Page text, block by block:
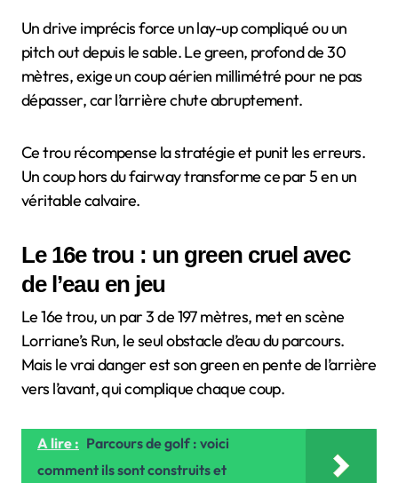
Un drive imprécis force un lay-up compliqué ou un
pitch out depuis le sable. Le green, profond de 30
mètres, exige un coup aérien millimétré pour ne pas
dépasser, car l’arrière chute abruptement.
Ce trou récompense la stratégie et punit les erreurs.
Un coup hors du fairway transforme ce par 5 en un
véritable calvaire.
Le 16e trou : un green cruel avec
de l’eau en jeu
Le 16e trou, un par 3 de 197 mètres, met en scène
Lorriane’s Run, le seul obstacle d’eau du parcours.
Mais le vrai danger est son green en pente de l’arrière
vers l’avant, qui complique chaque coup.
A lire : Parcours de golf : voici
comment ils sont construits et